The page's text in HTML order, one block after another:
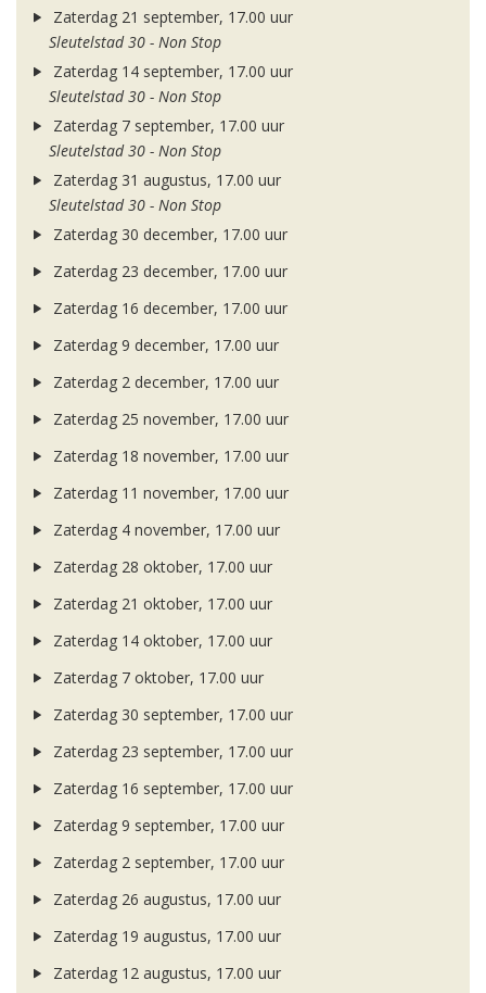
Zaterdag 21 september, 17.00 uur
Sleutelstad 30 - Non Stop
Zaterdag 14 september, 17.00 uur
Sleutelstad 30 - Non Stop
Zaterdag 7 september, 17.00 uur
Sleutelstad 30 - Non Stop
Zaterdag 31 augustus, 17.00 uur
Sleutelstad 30 - Non Stop
Zaterdag 30 december, 17.00 uur
Zaterdag 23 december, 17.00 uur
Zaterdag 16 december, 17.00 uur
Zaterdag 9 december, 17.00 uur
Zaterdag 2 december, 17.00 uur
Zaterdag 25 november, 17.00 uur
Zaterdag 18 november, 17.00 uur
Zaterdag 11 november, 17.00 uur
Zaterdag 4 november, 17.00 uur
Zaterdag 28 oktober, 17.00 uur
Zaterdag 21 oktober, 17.00 uur
Zaterdag 14 oktober, 17.00 uur
Zaterdag 7 oktober, 17.00 uur
Zaterdag 30 september, 17.00 uur
Zaterdag 23 september, 17.00 uur
Zaterdag 16 september, 17.00 uur
Zaterdag 9 september, 17.00 uur
Zaterdag 2 september, 17.00 uur
Zaterdag 26 augustus, 17.00 uur
Zaterdag 19 augustus, 17.00 uur
Zaterdag 12 augustus, 17.00 uur